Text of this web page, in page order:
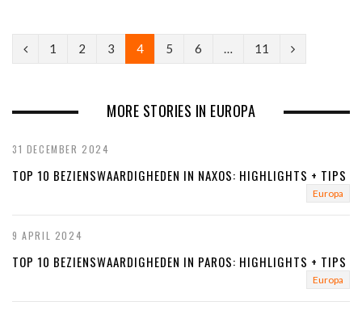
P
u
1 2 3 4 5 6 … 11
N
MORE STORIES IN EUROPA
31 DECEMBER 2024
TOP 10 BEZIENSWAARDIGHEDEN IN NAXOS: HIGHLIGHTS + TIPS
Europa
9 APRIL 2024
TOP 10 BEZIENSWAARDIGHEDEN IN PAROS: HIGHLIGHTS + TIPS
Europa